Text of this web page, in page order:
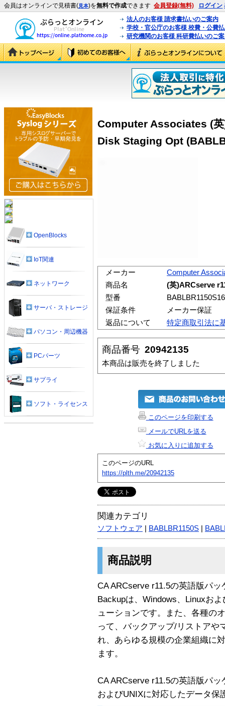
会員はオンラインで見積書(見本)を無料で作成できます 会員登録(無料) ログイン
法人のお客様 請求書払いのご案内
学校・官公庁のお客様 校費・公費
研究機関のお客様 科研費払いのご
Computer Associates (
Disk Staging Opt
メーカー
Computer
商品名
(英)ARCserve
型番
BABLBR1150S16
保証条件
メーカー保証
返品について
特定商取引法に
商品番号 20942135
本商品は販売を終了しました
このページを印刷する
メールでURLを送る
お気に入りに追加する
このページのURL
https://plth.me/20942135
関連カテゴリ
ソフトウェア BABLBR1150S
商品説明
CA ARCserve r11.5の英語版パ
Backupは、Windows、Linuxお
ューションです。また、各種の
って、バックアップ/リストアや
れ、あらゆる規模の企業組織に
ます。
CA ARCserve r11.5の英語版パ
およびUNIXに対応したデータ保
OpenBlocks
IoT関連
ネットワーク
サーバ・ストレージ
パソコン・周辺機器
PCパーツ
サプライ
ソフト・ライセンス